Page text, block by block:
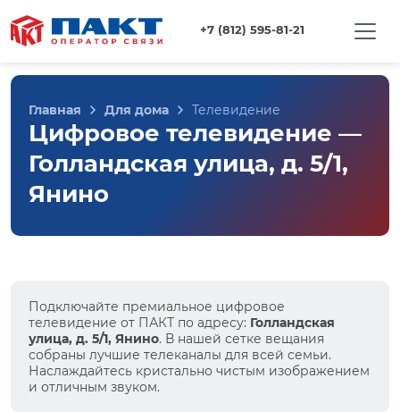
+7 (812) 595-81-21
Главная Для дома Телевидение
Цифровое телевидение —
Голландская улица, д. 5/1,
Янино
Подключайте премиальное цифровое
телевидение от ПАКТ по адресу: Голландская
улица, д. 5/1, Янино. В нашей сетке вещания
собраны лучшие телеканалы для всей семьи.
Наслаждайтесь кристально чистым изображением
и отличным звуком.